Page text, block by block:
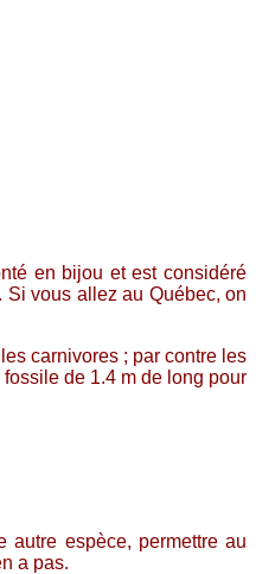
en bijou et est considéré
Si vous allez au Québec, on
carnivores ; par contre les
de 1.4 m de long pour
autre espèce, permettre au
a pas.